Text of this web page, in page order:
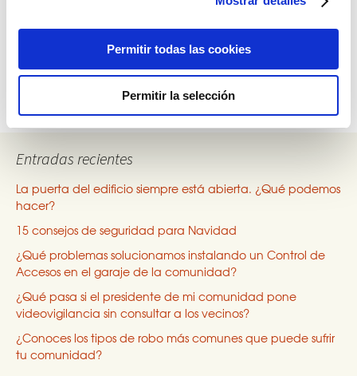
Permitir todas las cookies
Permitir la selección
Post
navigation
exteriores de la comunidad?
Videovigilancia como medida contra el
vandalismo
Entradas recientes
La puerta del edificio siempre está abierta. ¿Qué podemos
hacer?
15 consejos de seguridad para Navidad
¿Qué problemas solucionamos instalando un Control de
Accesos en el garaje de la comunidad?
¿Qué pasa si el presidente de mi comunidad pone
videovigilancia sin consultar a los vecinos?
¿Conoces los tipos de robo más comunes que puede sufrir
tu comunidad?